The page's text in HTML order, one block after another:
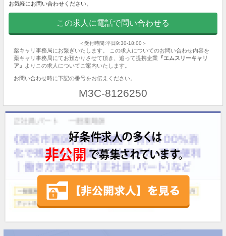
お気軽にお問い合わせください。
この求人に電話で問い合わせる
＜受付時間:平日9:30-18:00＞
薬キャリ事務局にお繋ぎいたします。 この求人についてのお問い合わせ内容を
薬キャリ事務局にてお預かりさせて頂き、追って提携企業 『エムスリーキャリ
ア』 よりこの求人についてご案内いたします。
お問い合わせ時に下記の番号をお伝えください。
M3C-8126250